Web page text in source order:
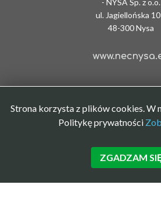
- NYSA Sp. z o.o.
ul. Jagiellońska 10
48-300 Nysa
Polityka prywatności
Strona korzysta z plików cookies. W
Politykę prywatności
ZGADZAM